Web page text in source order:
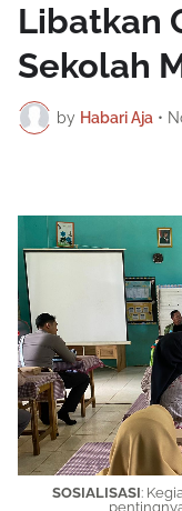
Libatkan
Sekolah
by Habari Aja •
SOSIALISASI: